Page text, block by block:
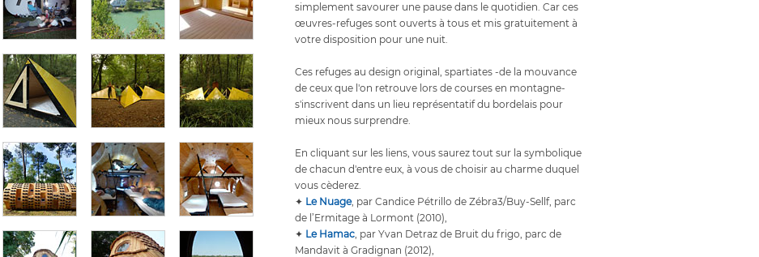
simplement savourer une pause dans le quotidien. Car ces
œuvres-refuges sont ouverts à tous et mis gratuitement à
votre disposition pour une nuit.
Ces refuges au design original, spartiates -de la mouvance
de ceux que l'on retrouve lors de courses en montagne-
s'inscrivent dans un lieu représentatif du bordelais pour
mieux nous surprendre.
En cliquant sur les liens, vous saurez tout sur la symbolique
de chacun d'entre eux, à vous de choisir au charme duquel
vous cèderez.
✦ Le Nuage, par Candice Pétrillo de Zébra3/Buy-Sellf, parc
de l’Ermitage à Lormont (2010),
✦ Le Hamac, par Yvan Detraz de Bruit du frigo, parc de
Mandavit à Gradignan (2012),